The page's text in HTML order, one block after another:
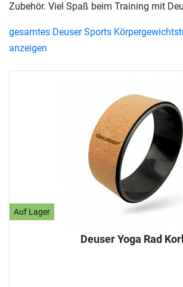
Auf Lager
Deuser Yoga Rad
Zubehör. Viel Spaß beim Training mit
gesamtes Deuser Sports
anzeigen